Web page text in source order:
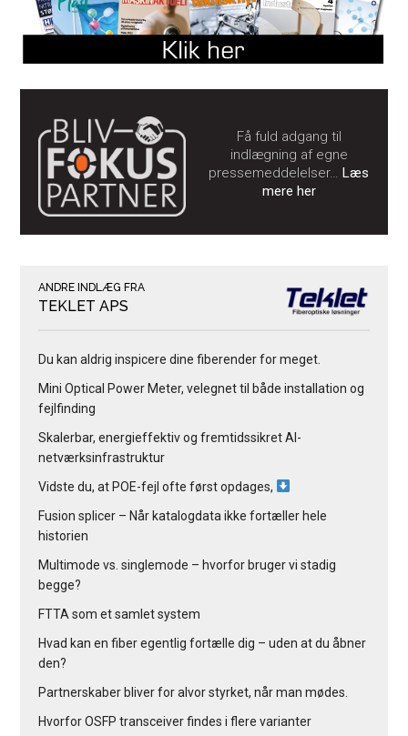
Få fuld adgang til
indlægning af egne
pressemeddelelser…Læs
mere her
ANDRE INDLÆG FRA
TEKLET APS
Du kan aldrig inspicere dine fiberender for meget.
Mini Optical Power Meter, velegnet til både installation og
fejlfinding
Skalerbar, energieffektiv og fremtidssikret AI-
netværksinfrastruktur
Vidste du, at POE-fejl ofte først opdages,
Fusion splicer – Når katalogdata ikke fortæller hele
historien
Multimode vs. singlemode – hvorfor bruger vi stadig
begge?
FTTA som et samlet system
Hvad kan en fiber egentlig fortælle dig – uden at du åbner
den?
Partnerskaber bliver for alvor styrket, når man mødes.
Hvorfor OSFP transceiver findes i flere varianter